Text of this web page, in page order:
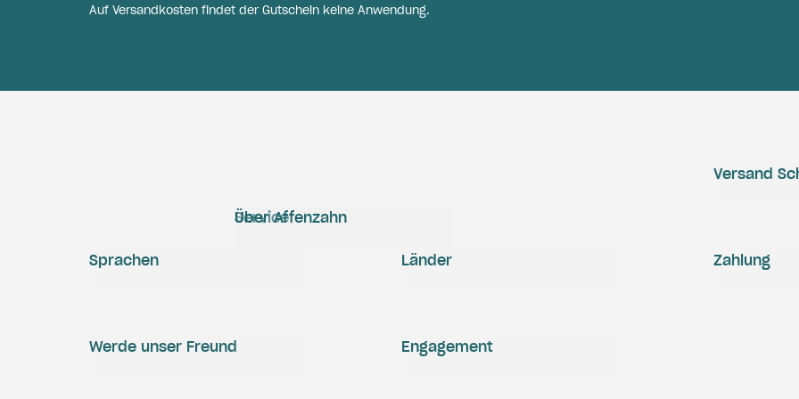
Auf Versandkosten findet der Gutschein keine Anwendung.
Service
Über Affenzahn
Versand
Zahlung
Engagement
Werde unser Freund
Sprachen Länder